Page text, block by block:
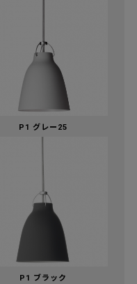
P1 グレー25
P1 ブラック